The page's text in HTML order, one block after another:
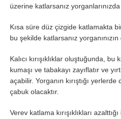
üzerine katlarsanız yorganlarınızda
Kısa süre düz çizgide katlamakta
bu şekilde katlarsanız
Kalıcı kırışıklıklar oluştuğunda, bu
kumaşı ve tabakayı zayıflatır ve
açabilir. Yorganın kırıştığı
çabuk olacaktır.
Verev katlama kırışıklıkları